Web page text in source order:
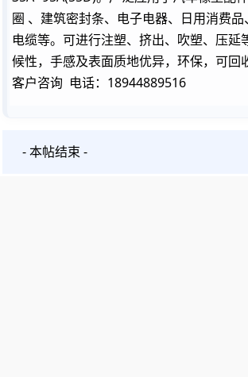
圈 、建筑密封条、电子电器、日用消费
电缆等。可进行注塑、挤出、吹塑、压延
候性，手感及表面质地优异，环保，可回
客户咨询 电话：18944889516
- 本帖结束 -